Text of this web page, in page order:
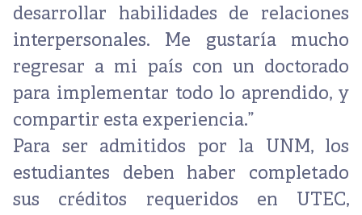
desarrollar habilidades de relaciones
interpersonales. Me gustaría mucho
regresar a mi país con un doctorado
para implementar todo lo aprendido, y
compartir esta experiencia.”
Para ser admitidos por la UNM, los
estudiantes deben haber completado
sus créditos requeridos en UTEC,